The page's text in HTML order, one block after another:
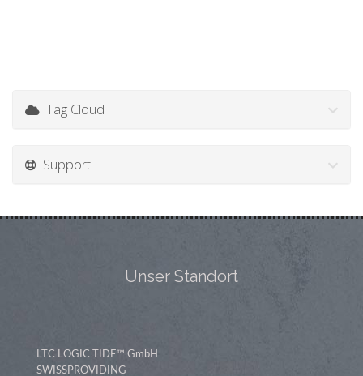
Tag Cloud
Support
Unser Standort
LTC LOGIC TIDE™ GmbH
SWISSPROVIDING